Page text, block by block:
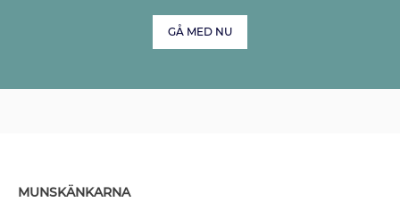
GÅ MED NU
MUNSKÄNKARNA